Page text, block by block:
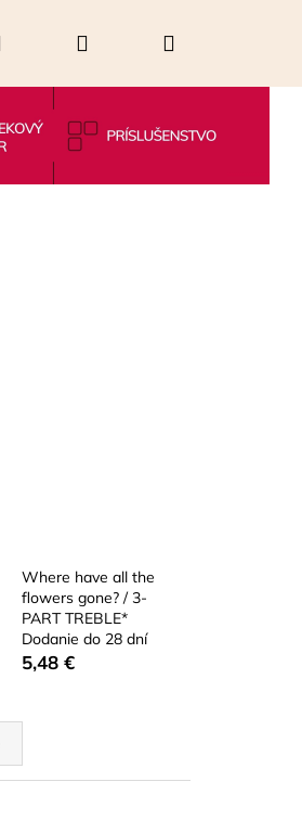
Hľadať PrihlásenieNákupný
košík
Where have all the
flowers gone? / 3-
PART TREBLE*
Dodanie do 28 dní
5,48 €